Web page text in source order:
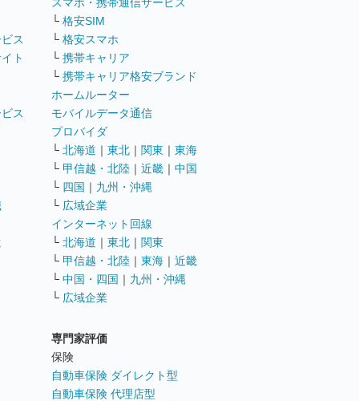
ス
ト
ス
└ 格安SIM
└ 格安スマホ
└ 携帯キャリア
└ 携帯キャリア格安ブランド
ホームルーター
モバイルデータ通信
プロバイダ
└ 北海道 ｜ 東北 ｜ 関東 ｜ 東海
└ 甲信越・北陸 ｜ 近畿 ｜ 中国
└ 四国 ｜ 九州・沖縄
└ 広域企業
インターネット回線
└ 北海道 ｜ 東北 ｜ 関東
└ 甲信越・北陸 ｜ 東海 ｜ 近畿
└ 中国・四国 ｜ 九州・沖縄
└ 広域企業
専門家評価
保険
自動車保険 ダイレクト型
自動車保険 代理店型